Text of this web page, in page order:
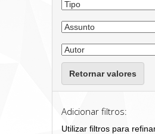
Retornar valores
Adicionar filtros:
Utilizar filtros para